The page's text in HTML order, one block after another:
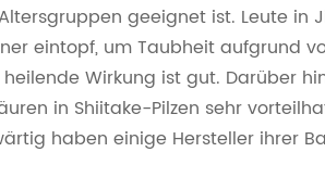
geeignet ist. Leute in
eintopf, um Taubheit aufgrund
Wirkung ist gut. Darüber
in Shiitake-Pilzen sehr
haben einige Hersteller ihrer